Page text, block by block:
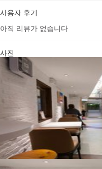
사용자 후기
아직 리뷰가 없습니다
사진